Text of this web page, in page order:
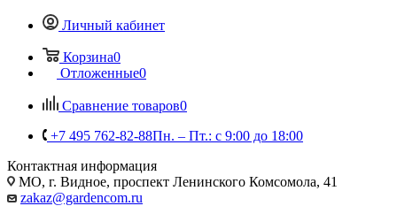
Личный кабинет
Корзина0
Отложенные0
Сравнение товаров0
+7 495 762-82-88Пн. – Пт.: с 9:00 до 18:00
Контактная информация
МО, г. Видное, проспект Ленинского Комсомола, 41
zakaz@gardencom.ru